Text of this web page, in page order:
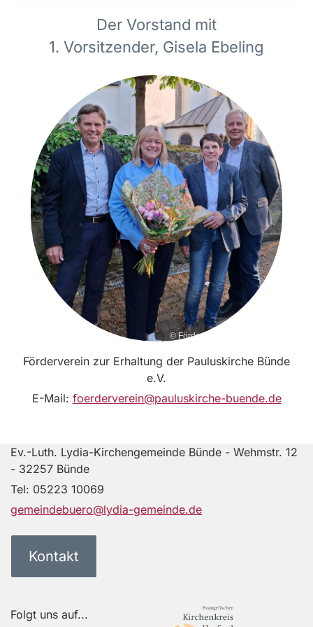
Der Vorstand mit
1. Vorsitzender, Gisela Ebeling
© Förderverein Pauluskirche
Förderverein zur Erhaltung der Pauluskirche Bünde
e.V.
E-Mail: foerderverein@pauluskirche-buende.de
Ev.-Luth. Lydia-Kirchengemeinde Bünde - Wehmstr. 12
- 32257 Bünde
Tel: 05223 10069
gemeindebuero@lydia-gemeinde.de
Kontakt
Folgt uns auf...